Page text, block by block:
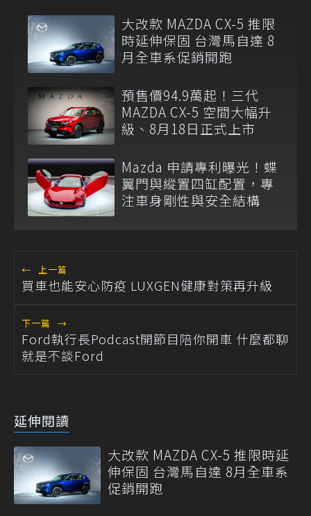
大改款 MAZDA CX-5 推限
時延伸保固 台灣馬自達 8
月全車系促銷開跑
預售價94.9萬起！三代
MAZDA CX-5 空間大幅升
級、8月18日正式上市
Mazda 申請專利曝光！蝶
翼門與縱置四缸配置，專
注車身剛性與安全結構
← 上一篇
買車也能安心防疫 LUXGEN健康對策再升級
下一篇 →
Ford執行長Podcast開節目陪你開車 什麼都聊
就是不談Ford
延伸閱讀
大改款 MAZDA CX-5 推限時延
伸保固 台灣馬自達 8月全車系
促銷開跑